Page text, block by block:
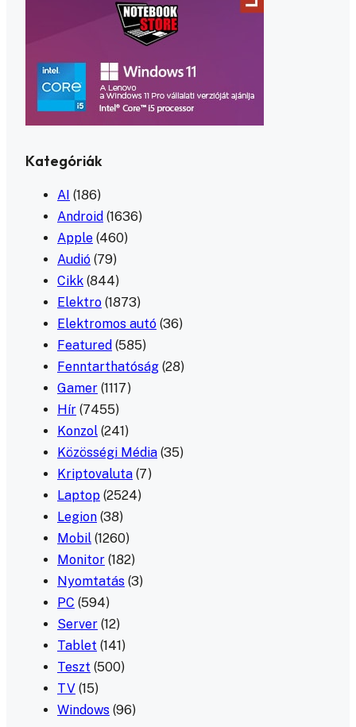
Kategóriák
AI (186)
Android (1636)
Apple (460)
Audió (79)
Cikk (844)
Elektro (1873)
Elektromos autó (36)
Featured (585)
Fenntarthatóság (28)
Gamer (1117)
Hír (7455)
Konzol (241)
Közösségi Média (35)
Kriptovaluta (7)
Laptop (2524)
Legion (38)
Mobil (1260)
Monitor (182)
Nyomtatás (3)
PC (594)
Server (12)
Tablet (141)
Teszt (500)
TV (15)
Windows (96)